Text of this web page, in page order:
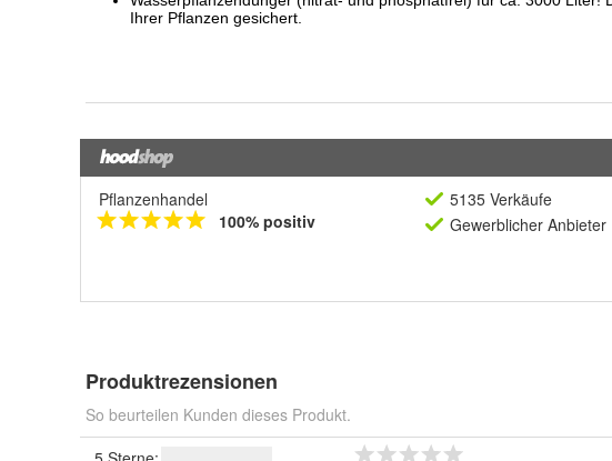
Pflanzenhandel
100% positiv
5135 Verkäufe
Gewerblicher Anbieter
Produktrezensionen
So beurteilen Kunden dieses Produkt.